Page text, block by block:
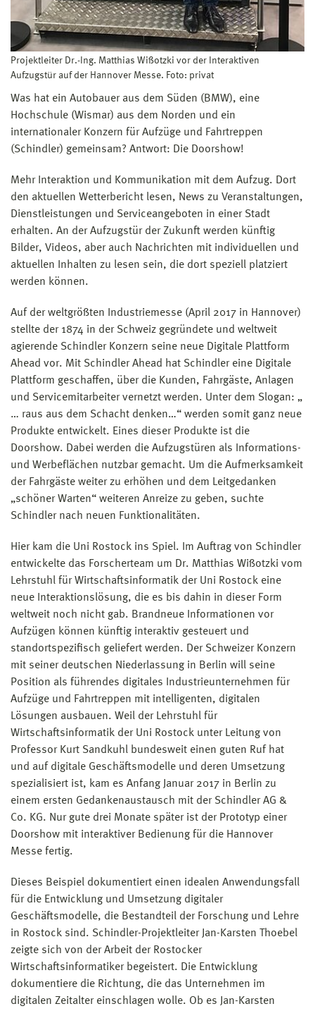
Projektleiter Dr.-Ing. Matthias Wißotzki vor der Interaktiven
Aufzugstür auf der Hannover Messe. Foto: privat
Was hat ein Autobauer aus dem Süden (BMW), eine
Hochschule (Wismar) aus dem Norden und ein
internationaler Konzern für Aufzüge und Fahrtreppen
(Schindler) gemeinsam? Antwort: Die Doorshow!
Mehr Interaktion und Kommunikation mit dem Aufzug. Dort
den aktuellen Wetterbericht lesen, News zu Veranstaltungen,
Dienstleistungen und Serviceangeboten in einer Stadt
erhalten. An der Aufzugstür der Zukunft werden künftig
Bilder, Videos, aber auch Nachrichten mit individuellen und
aktuellen Inhalten zu lesen sein, die dort speziell platziert
werden können.
Auf der weltgrößten Industriemesse (April 2017 in Hannover)
stellte der 1874 in der Schweiz gegründete und weltweit
agierende Schindler Konzern seine neue Digitale Plattform
Ahead vor. Mit Schindler Ahead hat Schindler eine Digitale
Plattform geschaffen, über die Kunden, Fahrgäste, Anlagen
und Servicemitarbeiter vernetzt werden. Unter dem Slogan: „
… raus aus dem Schacht denken…“ werden somit ganz neue
Produkte entwickelt. Eines dieser Produkte ist die
Doorshow. Dabei werden die Aufzugstüren als Informations-
und Werbeflächen nutzbar gemacht. Um die Aufmerksamkeit
der Fahrgäste weiter zu erhöhen und dem Leitgedanken
„schöner Warten“ weiteren Anreize zu geben, suchte
Schindler nach neuen Funktionalitäten.
Hier kam die Uni Rostock ins Spiel. Im Auftrag von Schindler
entwickelte das Forscherteam um Dr. Matthias Wißotzki vom
Lehrstuhl für Wirtschaftsinformatik der Uni Rostock eine
neue Interaktionslösung, die es bis dahin in dieser Form
weltweit noch nicht gab. Brandneue Informationen vor
Aufzügen können künftig interaktiv gesteuert und
standortspezifisch geliefert werden. Der Schweizer Konzern
mit seiner deutschen Niederlassung in Berlin will seine
Position als führendes digitales Industrieunternehmen für
Aufzüge und Fahrtreppen mit intelligenten, digitalen
Lösungen ausbauen. Weil der Lehrstuhl für
Wirtschaftsinformatik der Uni Rostock unter Leitung von
Professor Kurt Sandkuhl bundesweit einen guten Ruf hat
und auf digitale Geschäftsmodelle und deren Umsetzung
spezialisiert ist, kam es Anfang Januar 2017 in Berlin zu
einem ersten Gedankenaustausch mit der Schindler AG &
Co. KG. Nur gute drei Monate später ist der Prototyp einer
Doorshow mit interaktiver Bedienung für die Hannover
Messe fertig.
Dieses Beispiel dokumentiert einen idealen Anwendungsfall
für die Entwicklung und Umsetzung digitaler
Geschäftsmodelle, die Bestandteil der Forschung und Lehre
in Rostock sind. Schindler-Projektleiter Jan-Karsten Thoebel
zeigte sich von der Arbeit der Rostocker
Wirtschaftsinformatiker begeistert. Die Entwicklung
dokumentiere die Richtung, die das Unternehmen im
digitalen Zeitalter einschlagen wolle. Ob es Jan-Karsten